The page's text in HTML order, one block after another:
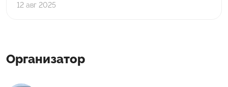
12 авг 2025
Организатор